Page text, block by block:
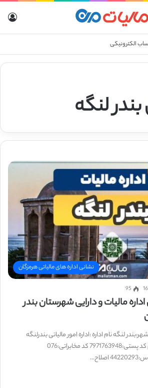
الکترونیکی
لنگه
نشانی اداره های مالیاتی هرمزگان
95
مالیات و دارایی شهرستان بندر
لنگه نام اداره :اداره امور مالیاتی بندرلنگه
نشانی:بندرلنگه-بلوار معلم کد پستی:7971763948 کد مخابراتی:076